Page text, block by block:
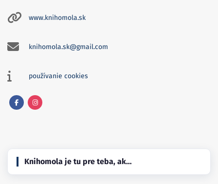
www.knihomola.sk
knihomola.sk@gmail.com
používanie cookies
Knihomola je tu pre teba, ak…